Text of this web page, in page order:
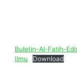
Buletin-Al-Fatih-
Ilmu
Download